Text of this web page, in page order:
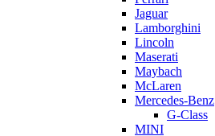
Jaguar
Lamborghini
Lincoln
Maserati
Maybach
McLaren
Mercedes-Benz
G-Class
MINI